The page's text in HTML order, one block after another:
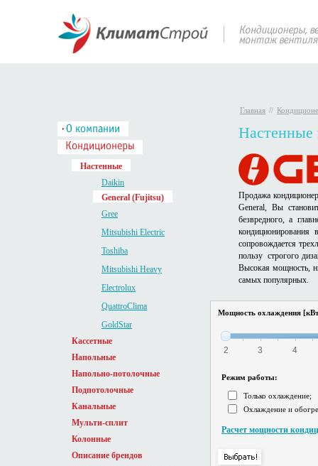
Настенные
Daikin
General (Fujitsu)
Gree
Mitsubishi Electric
Toshiba
Mitsubishi Heavy
Electrolux
QuattroClima
GoldStar
Кассетные
Напольные
Напольно-потолочные
Подпотолочные
Канальные
Мульти-сплит
Колонные
Описание брендов
Главная //
Настенные
Продажа
General, Вы
безвредного, а
сопровождается
пользу строгого
Высокая мощность,
самых популярных.
Мощность охлаждения
2 3 4
Режим работы:
Только охлаждение;
Охлаждение и
Расчет мощности